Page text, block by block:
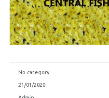
No category
21/01/2020